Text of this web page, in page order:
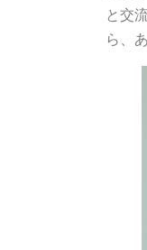
と交
ら、